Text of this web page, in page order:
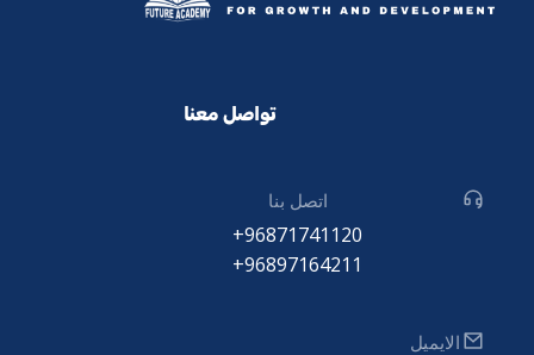
تواصل معنا
اتصل بنا
96871741120+
96897164211+
الايميل